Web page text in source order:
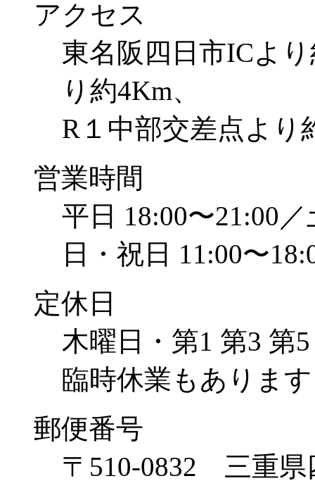
アクセス
東名阪四日市ICよ
り約4Km、
R１中部交差点より
営業時間
平日 18:00〜21:00
日・祝日 11:00〜
定休日
木曜日・第1 第3 第
臨時休業もあります
郵便番号
〒510-0832 三重県